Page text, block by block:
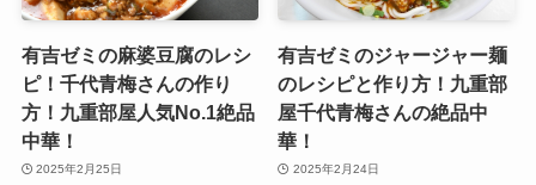
有吉ゼミの麻婆豆腐のレシ
ピ！千代青梅さんの作り
方！九重部屋人気No.1絶品
中華！
2025年2月25日
有吉ゼミのジャージャー麺
のレシピと作り方！九重部
屋千代青梅さんの絶品中
華！
2025年2月24日